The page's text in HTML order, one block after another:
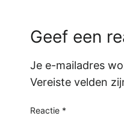
Geef een
Je e-mailadres
Vereiste velden
Reactie *